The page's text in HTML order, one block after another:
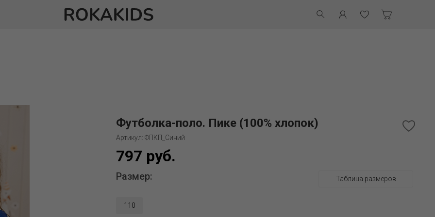
Футболка-поло. Пике (100% хлопок)
Артикул: ФПКП_Синий
797 руб.
Размер: Таблица размеров
110